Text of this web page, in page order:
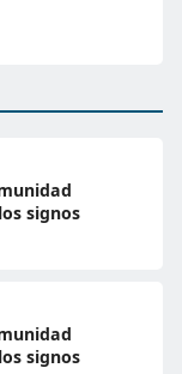
signos
signos